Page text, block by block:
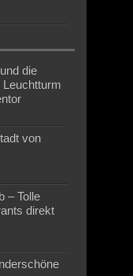
die
Leuchtturm
von
– Tolle
direkt